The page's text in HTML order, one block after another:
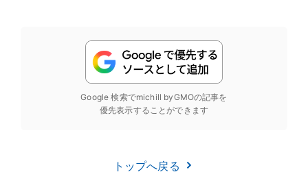
Google 検索でmichill byGMOの記事を
優先表示することができます
トップへ戻る